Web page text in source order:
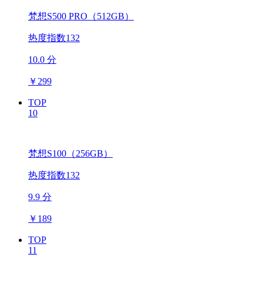
梵想S500 PRO（512GB）
热度指数132
10.0 分
￥ 299
TOP
10
梵想S100（256GB）
热度指数132
9.9 分
￥ 189
TOP
11